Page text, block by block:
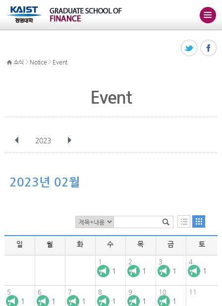
소식 > Notice > Event
Event
2023
12월
2023년 02월
일 월 화 수 목 금 토
1
1
2
1
3
1
4
1
5
1
6
1
7
1
8
1
9
1
10
1
11